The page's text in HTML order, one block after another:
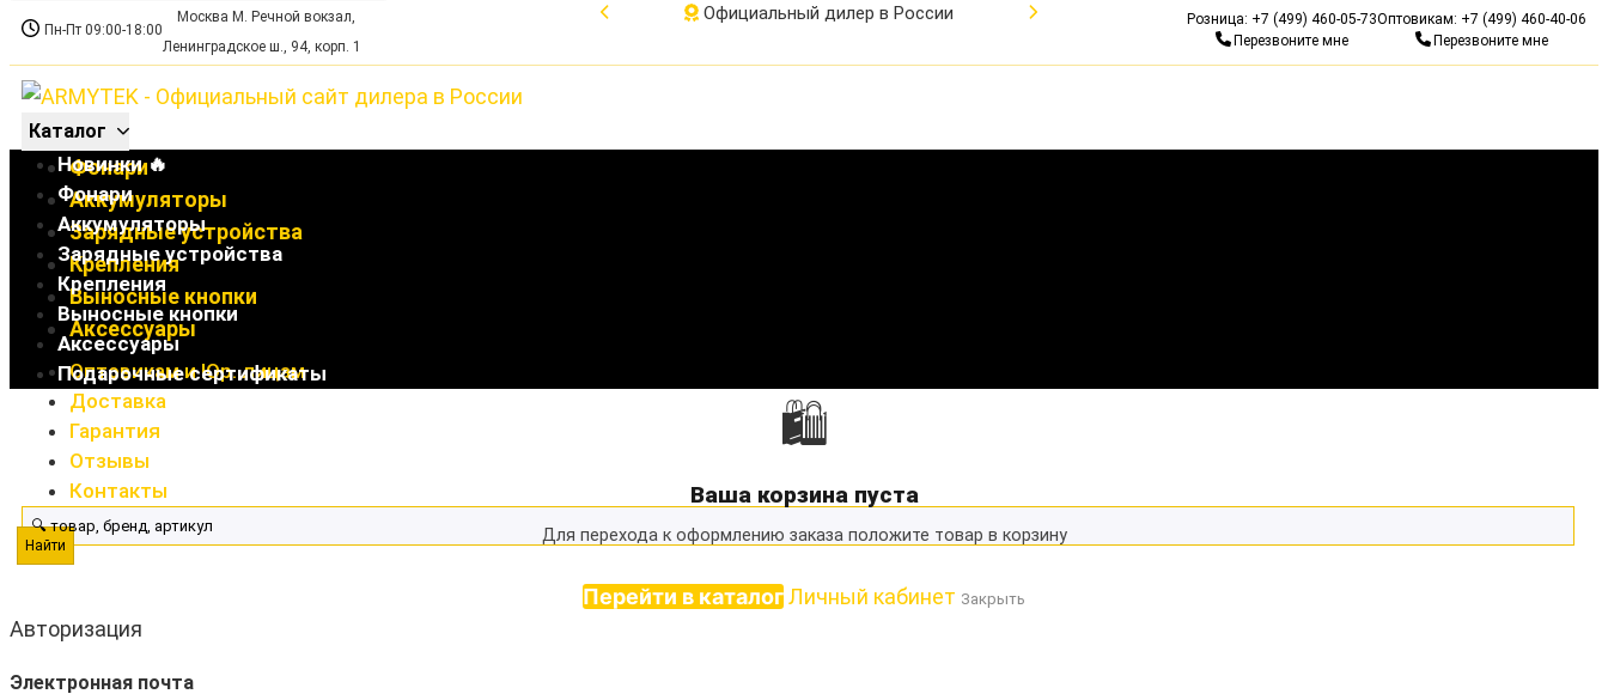
Пн-Пт 09:00-18:00
Москва М. Речной вокзал,
Ленинградское ш., 94, корп. 1
Официальный дилер в России Гарантия 10 лет Оптовикам: +7 (499) 460-40-06
Перезвоните мне
Розница: +7 (499) 460-05-73
Перезвоните мне
Каталог
Фонари
Аккумуляторы
Зарядные устройства
Крепления
Выносные кнопки
Аксессуары
Оптовикам и Юр. лицам
Доставка
Гарантия
Отзывы
Контакты
Найти
Новинки 🔥
Фонари
Аккумуляторы
Зарядные устройства
Крепления
Выносные кнопки
Аксессуары
Подарочные сертификаты
🛍
Ваша корзина пуста
Для перехода к оформлению заказа положите товар в корзину
Перейти в каталогЛичный кабинет Закрыть
Авторизация
Электронная почта